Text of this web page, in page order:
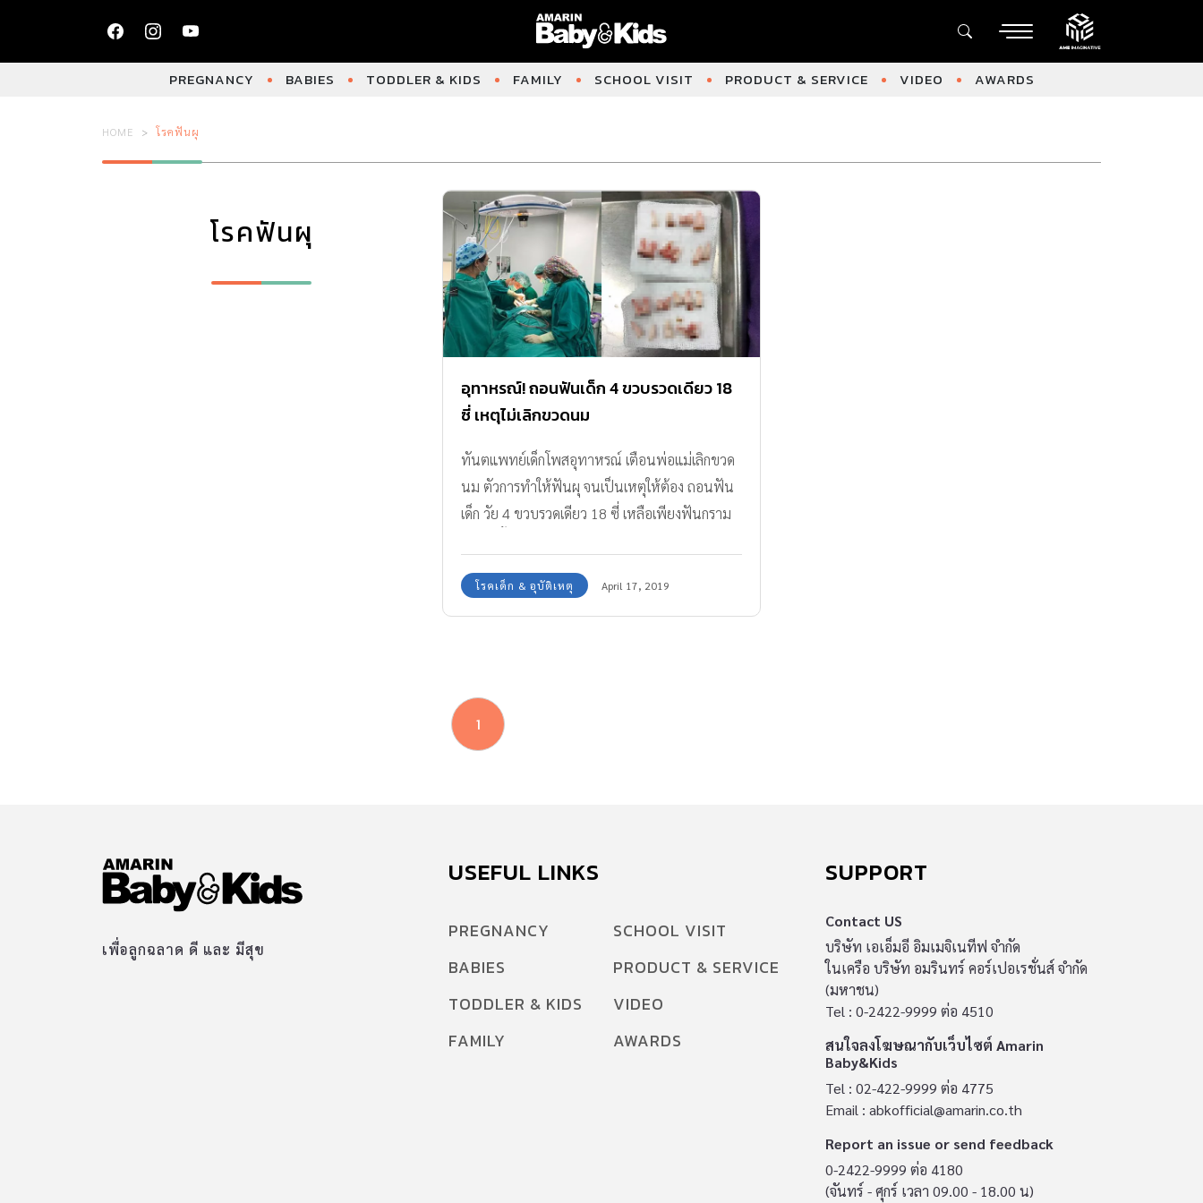
PREGNANCY BABIES TODDLER & KIDS FAMILY SCHOOL VISIT PRODUCT & SERVICE VIDEO AWARDS
HOME โรคฟันผุ
โรคฟันผุ
อุทาหรณ์! ถอนฟันเด็ก 4 ขวบรวดเดียว 18
ซี่ เหตุไม่เลิกขวดนม
ทันตแพทย์เด็กโพสอุทาหรณ์ เตือนพ่อแม่เลิกขวด
นม ตัวการทำให้ฟันผุ จนเป็นเหตุให้ต้อง ถอนฟัน
เด็ก วัย 4 ขวบรวดเดียว 18 ซี่ เหลือเพียงฟันกราม
โรคเด็ก & อุบัติเหตุ April 17, 2019
1
เพื่อลูกฉลาด ดี และ มีสุข
USEFUL LINKS
PREGNANCY
BABIES
TODDLER & KIDS
FAMILY
SCHOOL VISIT
PRODUCT & SERVICE
VIDEO
AWARDS
SUPPORT
Contact US
บริษัท เอเอ็มอี อิมเมจิเนทีฟ จำกัด
ในเครือ บริษัท อมรินทร์ คอร์เปอเรชั่นส์ จำกัด
(มหาชน)
Tel : 0-2422-9999 ต่อ 4510
สนใจลงโฆษณากับเว็บไซต์ Amarin
Baby&Kids
Tel : 02-422-9999 ต่อ 4775
Email : abkofficial@amarin.co.th
Report an issue or send feedback
0-2422-9999 ต่อ 4180
(จันทร์ - ศุกร์ เวลา 09.00 - 18.00 น)